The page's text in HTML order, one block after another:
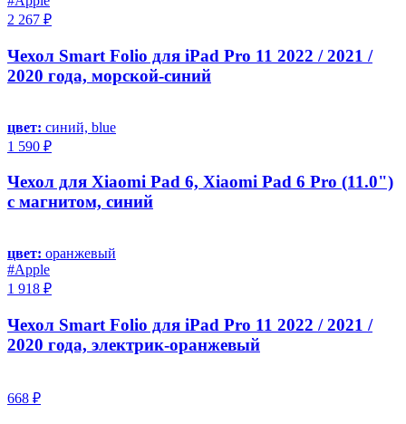
2 267 ₽
Чехол Smart Folio для iPad Pro 11 2022 / 2021 /
2020 года, морской-синий
цвет: синий, blue
1 590 ₽
Чехол для Xiaomi Pad 6, Xiaomi Pad 6 Pro (11.0")
с магнитом, синий
цвет: оранжевый
#Apple
1 918 ₽
Чехол Smart Folio для iPad Pro 11 2022 / 2021 /
2020 года, электрик-оранжевый
668 ₽